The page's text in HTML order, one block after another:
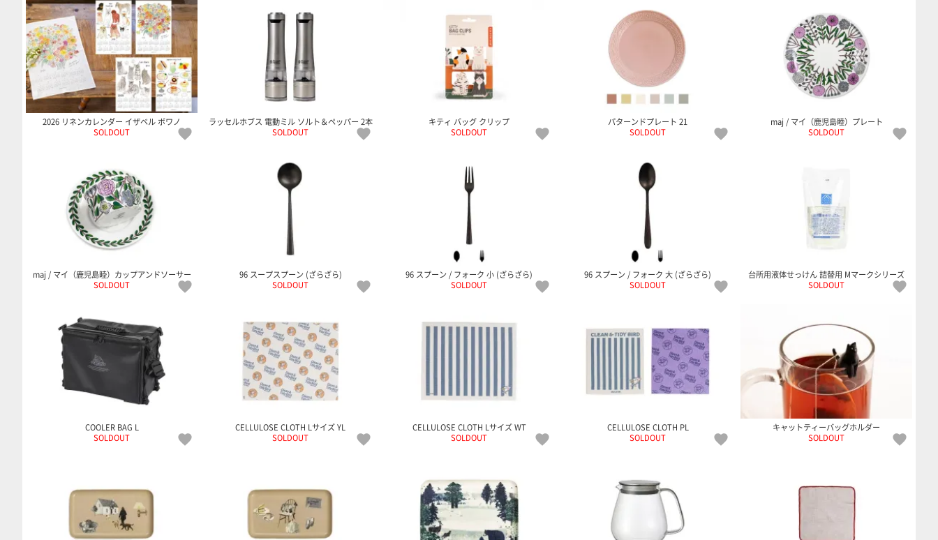
2026 リネンカレンダー イザベル ボワノ
SOLDOUT
ラッセルホブス 電動ミル ソルト＆ペッパー 2本
SOLDOUT
キティ バッグ クリップ
SOLDOUT
パターンドプレート 21
SOLDOUT
maj / マイ（鹿児島睦）プレート
SOLDOUT
maj / マイ（鹿児島睦）カップアンドソーサー
SOLDOUT
96 スープスプーン (ざらざら)
SOLDOUT
96 スプーン / フォーク 小 (ざらざら)
SOLDOUT
96 スプーン / フォーク 大 (ざらざら)
SOLDOUT
台所用液体せっけん 詰替用 Mマークシリーズ
SOLDOUT
COOLER BAG L
SOLDOUT
CELLULOSE CLOTH Lサイズ YL
SOLDOUT
CELLULOSE CLOTH Lサイズ WT
SOLDOUT
CELLULOSE CLOTH PL
SOLDOUT
キャットティーバッグホルダー
SOLDOUT